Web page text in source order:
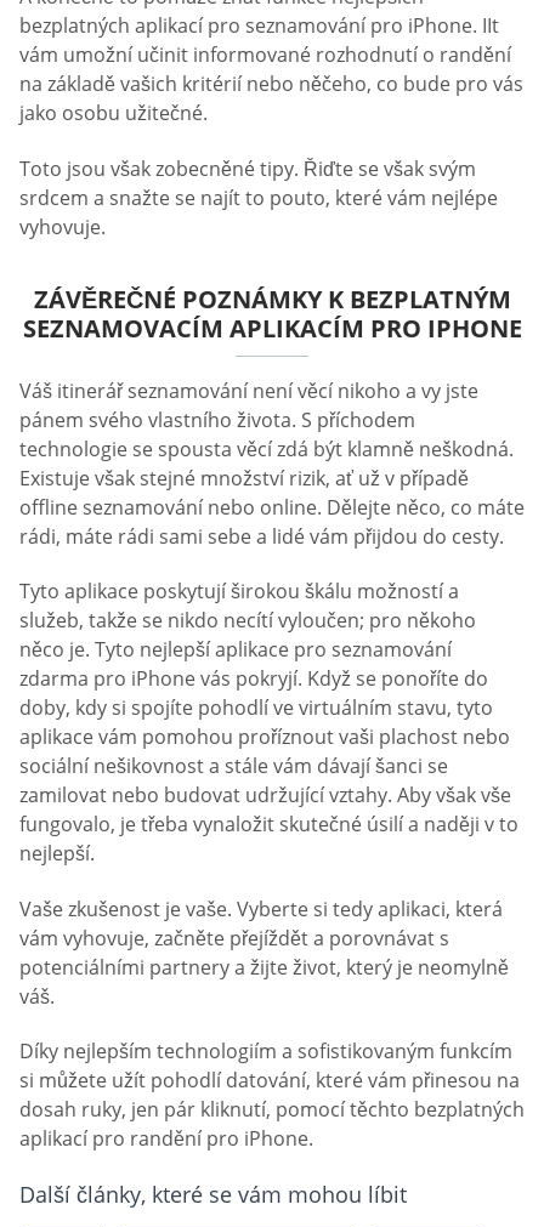
bezplatných aplikací pro seznamování pro iPhone. IIt
vám umožní učinit informované rozhodnutí o randění
na základě vašich kritérií nebo něčeho, co bude pro vás
jako osobu užitečné.
Toto jsou však zobecněné tipy. Řiďte se však svým
srdcem a snažte se najít to pouto, které vám nejlépe
vyhovuje.
ZÁVĚREČNÉ POZNÁMKY K BEZPLATNÝM
SEZNAMOVACÍM APLIKACÍM PRO IPHONE
Váš itinerář seznamování není věcí nikoho a vy jste
pánem svého vlastního života. S příchodem
technologie se spousta věcí zdá být klamně neškodná.
Existuje však stejné množství rizik, ať už v případě
offline seznamování nebo online. Dělejte něco, co máte
rádi, máte rádi sami sebe a lidé vám přijdou do cesty.
Tyto aplikace poskytují širokou škálu možností a
služeb, takže se nikdo necítí vyloučen; pro někoho
něco je. Tyto nejlepší aplikace pro seznamování
zdarma pro iPhone vás pokryjí. Když se ponoříte do
doby, kdy si spojíte pohodlí ve virtuálním stavu, tyto
aplikace vám pomohou proříznout vaši plachost nebo
sociální nešikovnost a stále vám dávají šanci se
zamilovat nebo budovat udržující vztahy. Aby však vše
fungovalo, je třeba vynaložit skutečné úsilí a naději v to
nejlepší.
Vaše zkušenost je vaše. Vyberte si tedy aplikaci, která
vám vyhovuje, začněte přejíždět a porovnávat s
potenciálními partnery a žijte život, který je neomylně
váš.
Díky nejlepším technologiím a sofistikovaným funkcím
si můžete užít pohodlí datování, které vám přinesou na
dosah ruky, jen pár kliknutí, pomocí těchto bezplatných
aplikací pro randění pro iPhone.
Další články, které se vám mohou líbit